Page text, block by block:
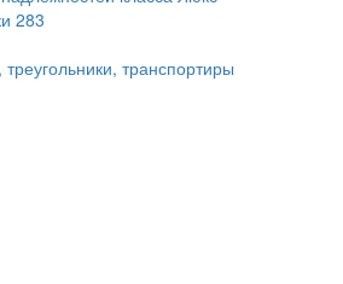
283
транспортиры